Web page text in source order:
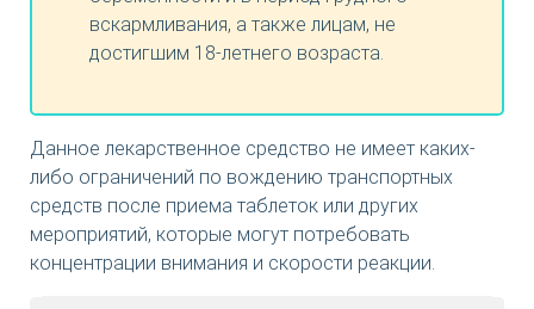
вскармливания, а также лицам, не
достигшим 18-летнего возраста.
Данное лекарственное средство не имеет каких-
либо ограничений по вождению транспортных
средств после приема таблеток или других
мероприятий, которые могут потребовать
концентрации внимания и скорости реакции.